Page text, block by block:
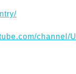
channel/U